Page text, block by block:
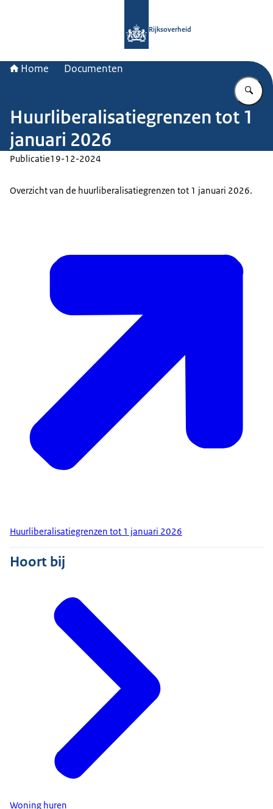
Rijksoverheid
Home Documenten
Huurliberalisatiegrenzen tot 1
januari 2026
Publicatie19-12-2024
Overzicht van de huurliberalisatiegrenzen tot 1 januari 2026.
Huurliberalisatiegrenzen tot 1 januari 2026
Hoort bij
Woning huren